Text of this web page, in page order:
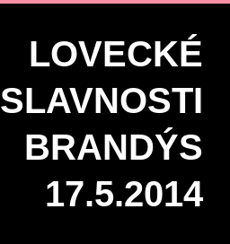
LOVECKÉ
SLAVNOSTI
BRANDÝS
17.5.2014